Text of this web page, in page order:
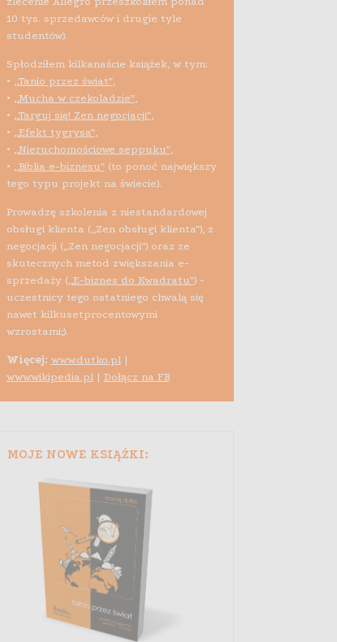
10 tys. sprzedawców i drugie tyle
studentów).
Spłodziłem kilkanaście książek, w tym:
• „Tanio przez świat”,
• „Mucha w czekoladzie”,
• „Targuj się! Zen negocjacji”,
• „Efekt tygrysa”,
• „Nieruchomościowe seppuku”,
• „Biblia e-biznesu”(to ponoć największy
tego typu projekt na świecie).
Prowadzę szkolenia z niestandardowej
obsługi klienta („Zen obsługi klienta”), z
negocjacji („Zen negocjacji”) oraz ze
skutecznych metod zwiększania e-
sprzedaży („E-biznes do Kwadratu”) -
uczestnicy tego ostatniego chwalą się
nawet kilkusetprocentowymi
wzrostami;).
Więcej: www.dutko.pl|
www.wikipedia.pl| Dołącz na FB
MOJE NOWE KSIĄŻKI: